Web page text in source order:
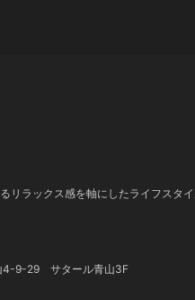
リラックス感を軸にしたライフスタイ
4-9-29 サタール青山3F